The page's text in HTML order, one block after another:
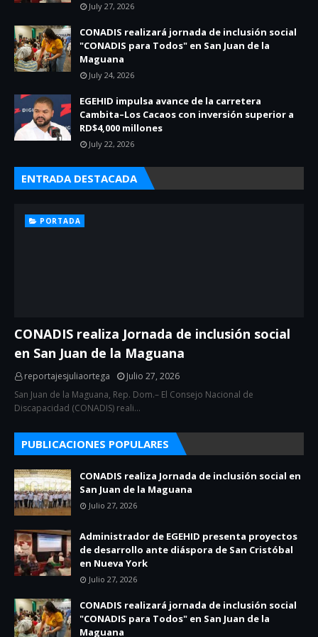
July 27, 2026
CONADIS realizará jornada de inclusión social
"CONADIS para Todos" en San Juan de la
Maguana
July 24, 2026
EGEHID impulsa avance de la carretera
Cambita–Los Cacaos con inversión superior a
RD$4,000 millones
July 22, 2026
ENTRADA DESTACADA
PORTADA
CONADIS realiza Jornada de inclusión social
en San Juan de la Maguana
reportajesjuliaortega
Julio 27, 2026
San Juan de la Maguana, Rep. Dom.– El Consejo Nacional de
Discapacidad (CONADIS) reali…
PUBLICACIONES POPULARES
CONADIS realiza Jornada de inclusión social en
San Juan de la Maguana
Julio 27, 2026
Administrador de EGEHID presenta proyectos
de desarrollo ante diáspora de San Cristóbal
en Nueva York
Julio 27, 2026
CONADIS realizará jornada de inclusión social
"CONADIS para Todos" en San Juan de la
Maguana